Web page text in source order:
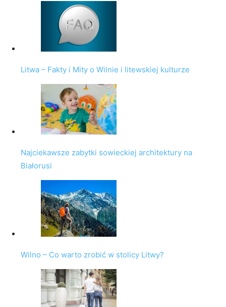
Litwa – Fakty i Mity o Wilnie i litewskiej kulturze
Najciekawsze zabytki sowieckiej architektury na
Białorusi
Wilno – Co warto zrobić w stolicy Litwy?